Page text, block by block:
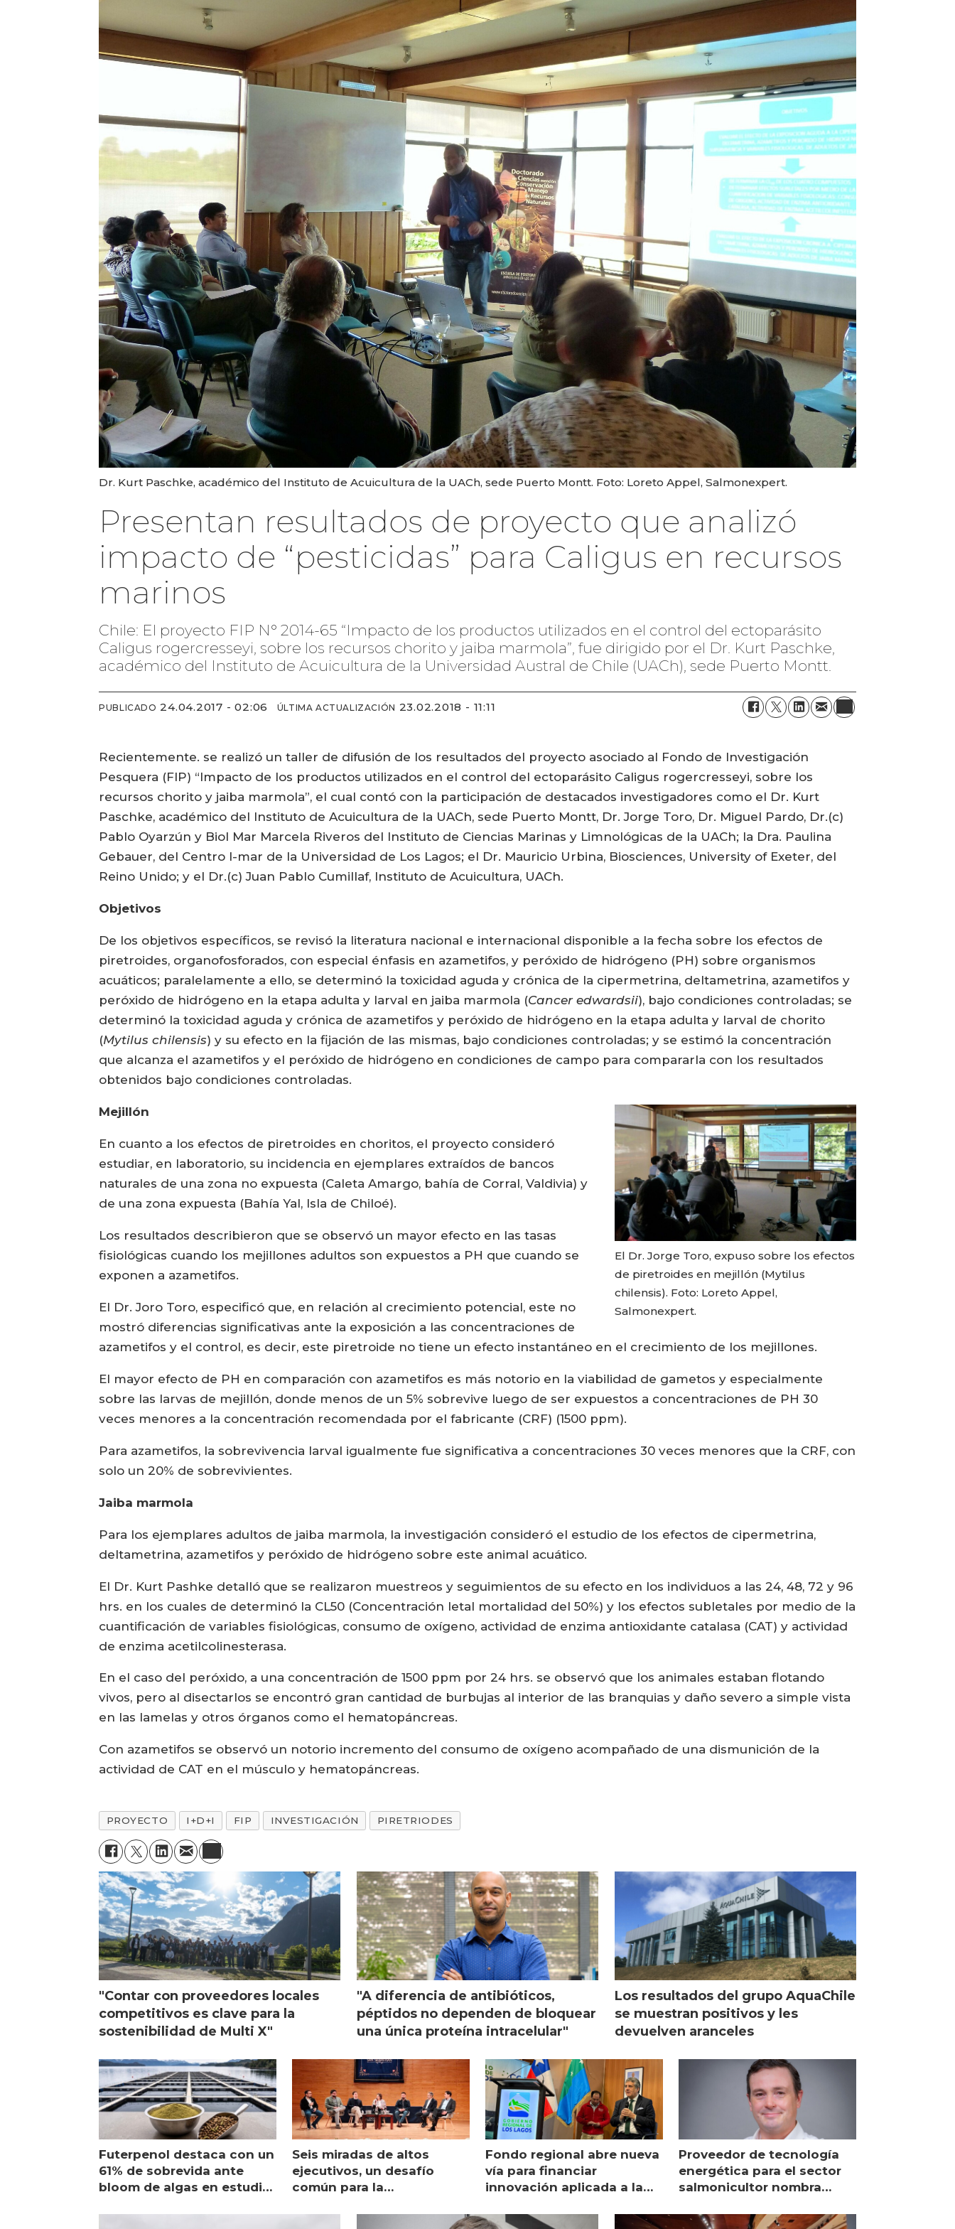
Dr. Kurt Paschke, académico del Instituto de Acuicultura de la UACh, sede Puerto Montt. Foto: Loreto Appel, Salmonexpert.
Presentan resultados de proyecto que analizó
impacto de “pesticidas” para Caligus en recursos
marinos
Chile: El proyecto FIP N° 2014-65 “Impacto de los productos utilizados en el control del ectoparásito
Caligus rogercresseyi, sobre los recursos chorito y jaiba marmola”, fue dirigido por el Dr. Kurt Paschke,
académico del Instituto de Acuicultura de la Universidad Austral de Chile (UACh), sede Puerto Montt.
PUBLICADO 24.04.2017 - 02:06 ÚLTIMA ACTUALIZACIÓN 23.02.2018 - 11:11
Recientemente. se realizó un taller de difusión de los resultados del proyecto asociado al Fondo de Investigación
Pesquera (FIP) “Impacto de los productos utilizados en el control del ectoparásito Caligus rogercresseyi, sobre los
recursos chorito y jaiba marmola”, el cual contó con la participación de destacados investigadores como el Dr. Kurt
Paschke, académico del Instituto de Acuicultura de la UACh, sede Puerto Montt, Dr. Jorge Toro, Dr. Miguel Pardo, Dr.(c)
Pablo Oyarzún y Biol Mar Marcela Riveros del Instituto de Ciencias Marinas y Limnológicas de la UACh; la Dra. Paulina
Gebauer, del Centro I-mar de la Universidad de Los Lagos; el Dr. Mauricio Urbina, Biosciences, University of Exeter, del
Reino Unido; y el Dr.(c) Juan Pablo Cumillaf, Instituto de Acuicultura, UACh.
Objetivos
De los objetivos específicos, se revisó la literatura nacional e internacional disponible a la fecha sobre los efectos de
piretroides, organofosforados, con especial énfasis en azametifos, y peróxido de hidrógeno (PH) sobre organismos
acuáticos; paralelamente a ello, se determinó la toxicidad aguda y crónica de la cipermetrina, deltametrina, azametifos y
peróxido de hidrógeno en la etapa adulta y larval en jaiba marmola (Cancer edwardsii), bajo condiciones controladas; se
determinó la toxicidad aguda y crónica de azametifos y peróxido de hidrógeno en la etapa adulta y larval de chorito
(Mytilus chilensis) y su efecto en la fijación de las mismas, bajo condiciones controladas; y se estimó la concentración
que alcanza el azametifos y el peróxido de hidrógeno en condiciones de campo para compararla con los resultados
obtenidos bajo condiciones controladas.
El Dr. Jorge Toro, expuso sobre los efectos
de piretroides en mejillón (Mytilus
chilensis). Foto: Loreto Appel,
Salmonexpert.
Mejillón
En cuanto a los efectos de piretroides en choritos, el proyecto consideró
estudiar, en laboratorio, su incidencia en ejemplares extraídos de bancos
naturales de una zona no expuesta (Caleta Amargo, bahía de Corral, Valdivia) y
de una zona expuesta (Bahía Yal, Isla de Chiloé).
Los resultados describieron que se observó un mayor efecto en las tasas
fisiológicas cuando los mejillones adultos son expuestos a PH que cuando se
exponen a azametifos.
El Dr. Joro Toro, especificó que, en relación al crecimiento potencial, este no
mostró diferencias significativas ante la exposición a las concentraciones de
azametifos y el control, es decir, este piretroide no tiene un efecto instantáneo en el crecimiento de los mejillones.
El mayor efecto de PH en comparación con azametifos es más notorio en la viabilidad de gametos y especialmente
sobre las larvas de mejillón, donde menos de un 5% sobrevive luego de ser expuestos a concentraciones de PH 30
veces menores a la concentración recomendada por el fabricante (CRF) (1500 ppm).
Para azametifos, la sobrevivencia larval igualmente fue significativa a concentraciones 30 veces menores que la CRF, con
solo un 20% de sobrevivientes.
Jaiba marmola
Para los ejemplares adultos de jaiba marmola, la investigación consideró el estudio de los efectos de cipermetrina,
deltametrina, azametifos y peróxido de hidrógeno sobre este animal acuático.
El Dr. Kurt Pashke detalló que se realizaron muestreos y seguimientos de su efecto en los individuos a las 24, 48, 72 y 96
hrs. en los cuales de determinó la CL50 (Concentración letal mortalidad del 50%) y los efectos subletales por medio de la
cuantificación de variables fisiológicas, consumo de oxígeno, actividad de enzima antioxidante catalasa (CAT) y actividad
de enzima acetilcolinesterasa.
En el caso del peróxido, a una concentración de 1500 ppm por 24 hrs. se observó que los animales estaban flotando
vivos, pero al disectarlos se encontró gran cantidad de burbujas al interior de las branquias y daño severo a simple vista
en las lamelas y otros órganos como el hematopáncreas.
Con azametifos se observó un notorio incremento del consumo de oxígeno acompañado de una dismunición de la
actividad de CAT en el músculo y hematopáncreas.
PROYECTO I+D+I FIP INVESTIGACIÓN PIRETRIODES
"Contar con proveedores locales
competitivos es clave para la
sostenibilidad de Multi X"
"A diferencia de antibióticos,
péptidos no dependen de bloquear
una única proteína intracelular"
Los resultados del grupo AquaChile
se muestran positivos y les
devuelven aranceles
Futerpenol destaca con un
61% de sobrevida ante
bloom de algas en estudio
Seis miradas de altos
ejecutivos, un desafío
común para la
Fondo regional abre nueva
vía para financiar
innovación aplicada a la
Proveedor de tecnología
energética para el sector
salmonicultor nombra